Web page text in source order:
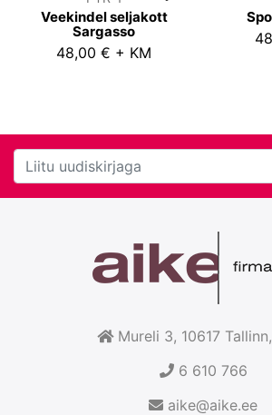
Veekindel seljakott
Sargasso
48,00 € + KM
Mureli 3, 10617 Tallinn
6 610 766
aike@aike.ee